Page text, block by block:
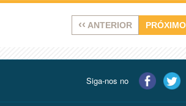
‹‹ ANTERIOR PRÓXIMO
Siga-nos no